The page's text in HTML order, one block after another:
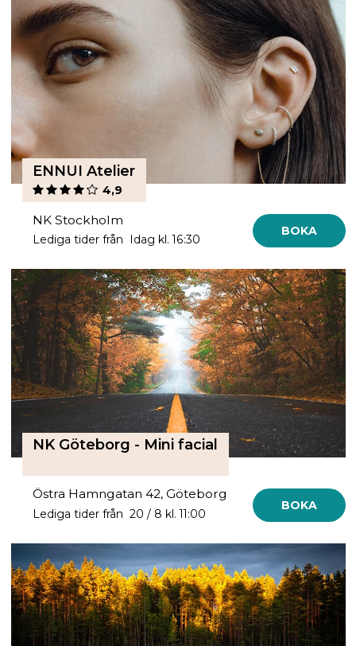
ENNUI Atelier
4,9
NK Stockholm
Lediga tider från Idag kl. 16:30
BOKA
NK Göteborg - Mini facial
Östra Hamngatan 42, Göteborg
Lediga tider från 20 / 8 kl. 11:00
BOKA